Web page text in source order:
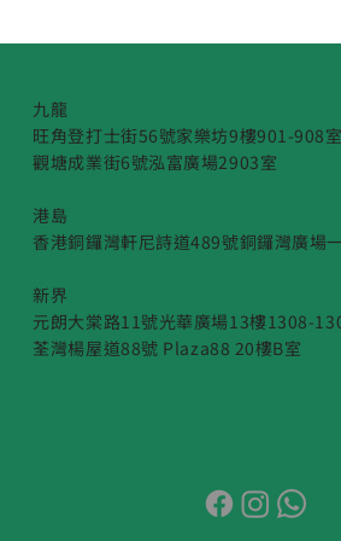
九龍
旺角登打士街56號家樂坊9樓901-908室
觀塘成業街6號泓富廣場2903室
港島
香港銅鑼灣軒尼詩道489號銅鑼灣廣場
新界
元朗大棠路11號光華廣場13樓1308-
荃灣楊屋道88號 Plaza88 20樓B室